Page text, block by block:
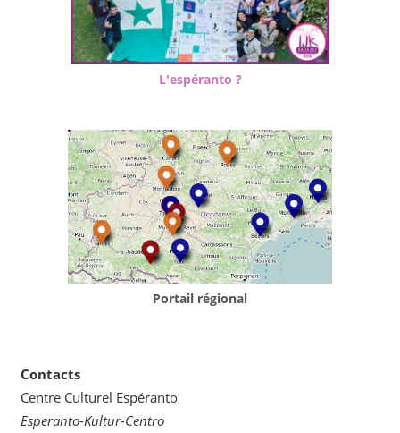
L'espéranto ?
Portail régional
Contacts
Centre Culturel Espéranto
Esperanto-Kultur-Centro